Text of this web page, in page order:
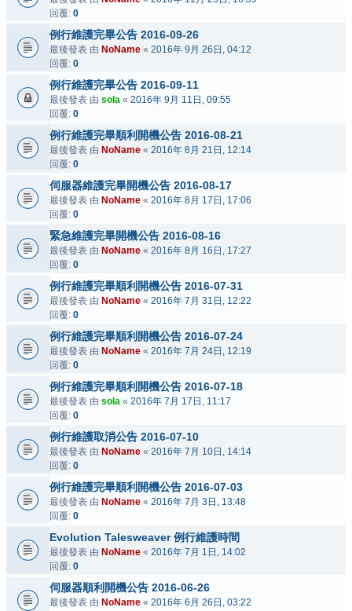
回覆: 0
例行維護完畢公告 2016-09-26
最後發表 由 NoName « 2016年 9月 26日, 04:12
回覆: 0
例行維護完畢公告 2016-09-11
最後發表 由 sola « 2016年 9月 11日, 09:55
回覆: 0
例行維護完畢順利開機公告 2016-08-21
最後發表 由 NoName « 2016年 8月 21日, 12:14
回覆: 0
伺服器維護完畢開機公告 2016-08-17
最後發表 由 NoName « 2016年 8月 17日, 17:06
回覆: 0
緊急維護完畢開機公告 2016-08-16
最後發表 由 NoName « 2016年 8月 16日, 17:27
回覆: 0
例行維護完畢順利開機公告 2016-07-31
最後發表 由 NoName « 2016年 7月 31日, 12:22
回覆: 0
例行維護完畢順利開機公告 2016-07-24
最後發表 由 NoName « 2016年 7月 24日, 12:19
回覆: 0
例行維護完畢順利開機公告 2016-07-18
最後發表 由 sola « 2016年 7月 17日, 11:17
回覆: 0
例行維護取消公告 2016-07-10
最後發表 由 NoName « 2016年 7月 10日, 14:14
回覆: 0
例行維護完畢順利開機公告 2016-07-03
最後發表 由 NoName « 2016年 7月 3日, 13:48
回覆: 0
Evolution Talesweaver 例行維護時間
最後發表 由 NoName « 2016年 7月 1日, 14:02
回覆: 0
伺服器順利開機公告 2016-06-26
最後發表 由 NoName « 2016年 6月 26日, 03:22